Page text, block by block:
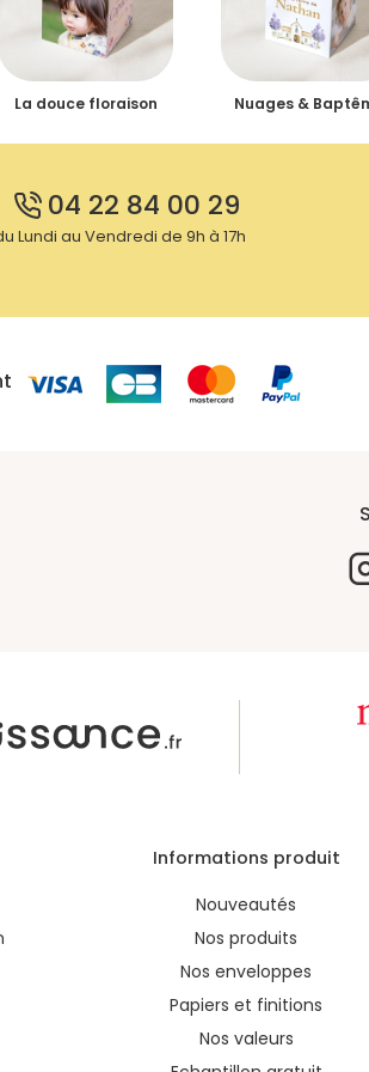
La douce floraison Nuages &
04 22 84 00 29
Lundi au Vendredi de 9h à 17h
Informations produit
Nouveautés
Nos produits
Nos enveloppes
Papiers et finitions
Nos valeurs